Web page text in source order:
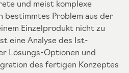
und meist komplexe
bestimmtes Problem aus der
Einzelprodukt nicht zu
eine Analyse des Ist-
Lösungs-Optionen und
des fertigen Konzeptes